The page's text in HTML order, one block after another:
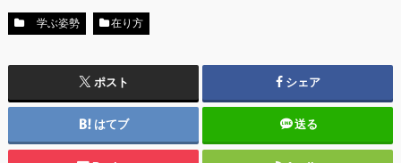
学ぶ姿勢 在り方
ポスト シェア
はてブ 送る